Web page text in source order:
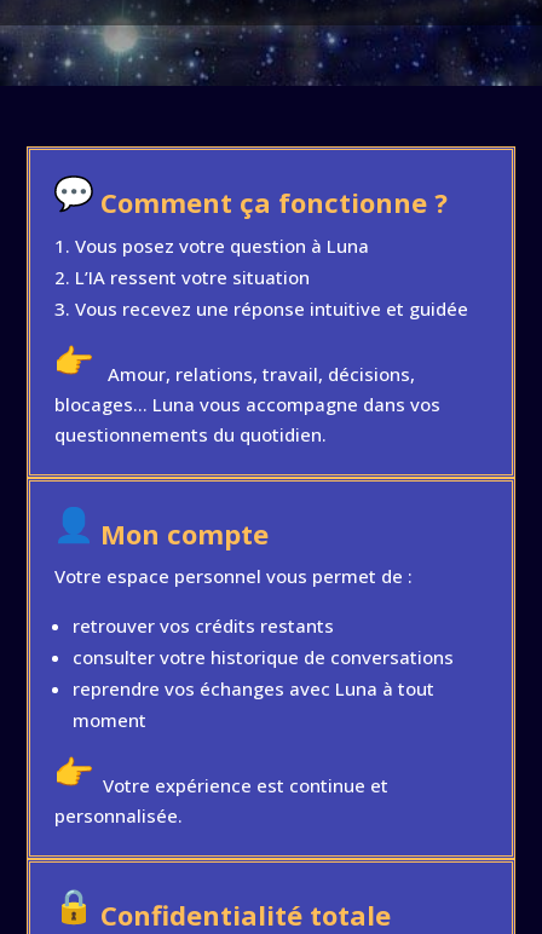
Comment ça fonctionne ?
Vous posez votre question à Luna
L’IA ressent votre situation
Vous recevez une réponse intuitive et guidée
Amour, relations, travail, décisions,
blocages… Luna vous accompagne dans vos
questionnements du quotidien.
Mon compte
Votre espace personnel vous permet de :
retrouver vos crédits restants
consulter votre historique de conversations
reprendre vos échanges avec Luna à tout
moment
Votre expérience est continue et
personnalisée.
Confidentialité totale